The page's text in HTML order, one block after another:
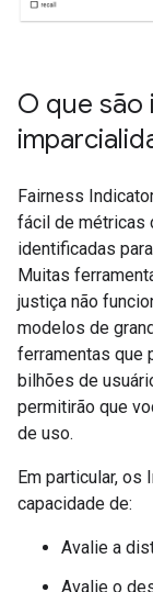
O que são
Fairness
fácil de métricas
identificadas
Muitas
justiça não
modelos de
ferramentas que
bilhões de
permitirão que
de uso.
Em particular,
capacidade de:
Avalie a
Avalie o